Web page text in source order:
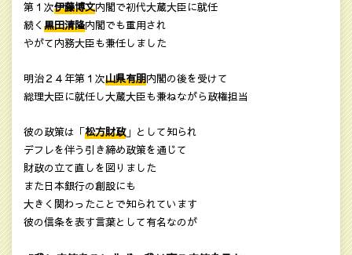
第１次伊藤博文内閣で初代大蔵大臣に就任
続く黒田清隆内閣でも重用され
やがて内務大臣も兼任しました
明治２４年第１次山県有朋内閣の後を受けて
総理大臣に就任し大蔵大臣も兼ねながら政権担当
彼の政策は「松方財政」として知られ
デフレを伴う引き締め政策を通じて
財政の立て直しを図りました
また日本銀行の創設にも
大きく関わったことで知られています
彼の信条を表す言葉として有名なのが